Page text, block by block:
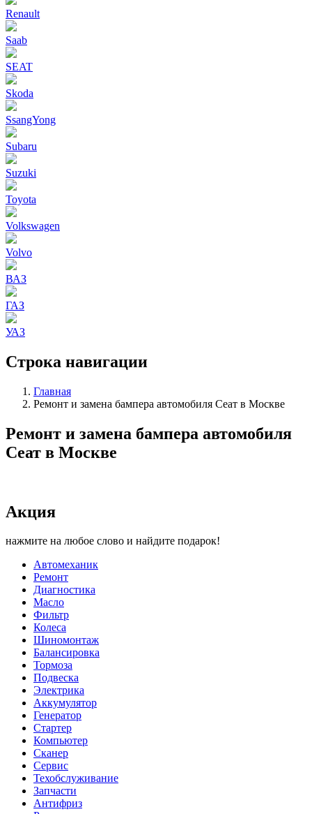
Renault
Saab
SEAT
Skoda
SsangYong
Subaru
Suzuki
Toyota
Volkswagen
Volvo
ВАЗ
ГАЗ
УАЗ
Строка навигации
Главная
Ремонт и замена бампера автомобиля Сеат в Москве
Ремонт и замена бампера автомобиля
Сеат в Москве
Акция
нажмите на любое слово и найдите подарок!
Автомеханик
Ремонт
Диагностика
Масло
Фильтр
Колеса
Шиномонтаж
Балансировка
Тормоза
Подвеска
Электрика
Аккумулятор
Генератор
Стартер
Компьютер
Сканер
Сервис
Техобслуживание
Запчасти
Антифриз